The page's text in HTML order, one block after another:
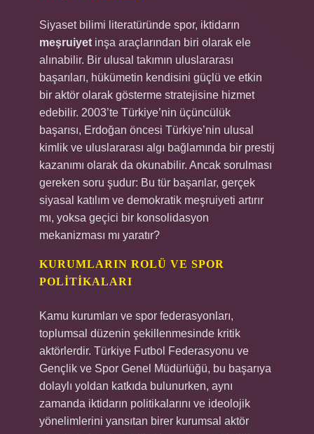
Siyaset bilimi literatüründe spor, iktidarın
meşruiyet inşa araçlarından biri olarak ele
alınabilir. Bir ulusal takımın uluslararası
başarıları, hükümetin kendisini güçlü ve etkin
bir aktör olarak gösterme stratejisine hizmet
edebilir. 2003’te Türkiye’nin üçüncülük
başarısı, Erdoğan öncesi Türkiye’nin ulusal
kimlik ve uluslararası algı bağlamında bir prestij
kazanımı olarak da okunabilir. Ancak sorulması
gereken soru şudur: Bu tür başarılar, gerçek
siyasal katılım ve demokratik meşruiyeti artırır
mı, yoksa geçici bir konsolidasyon
mekanizması mı yaratır?
KURUMLARIN ROLÜ VE SPOR
POLITIKALARI
Kamu kurumları ve spor federasyonları,
toplumsal düzenin şekillenmesinde kritik
aktörlerdir. Türkiye Futbol Federasyonu ve
Gençlik ve Spor Genel Müdürlüğü, bu başarıya
dolaylı yoldan katkıda bulunurken, aynı
zamanda iktidarın politikalarını ve ideolojik
yönelimlerini yansıtan birer kurumsal aktör